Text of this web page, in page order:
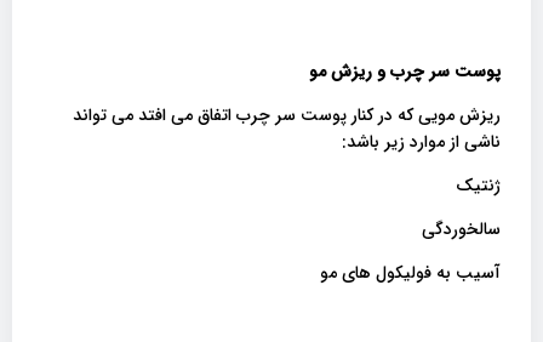
پوست سر چرب و ریزش مو
ریزش مویی که در کنار پوست سر چرب اتفاق می افتد می تواند
ناشی از موارد زیر باشد:
ژنتیک
سالخوردگی
آسیب به فولیکول های مو